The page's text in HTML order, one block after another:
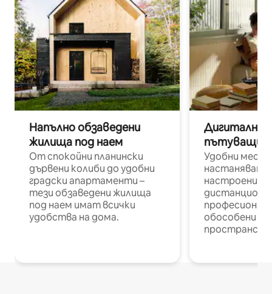
Напълно обзаведени
жилища под наем
От спокойни планински
дървени колиби до удобни
градски апартаменти –
тези обзаведени жилища
под наем имат всички
удобства на дома.
Дигитални
пътуващи
Удобни
настаняване
настроени и
обособени